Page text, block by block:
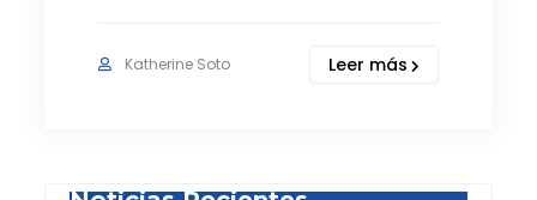
Katherine Soto Leer más